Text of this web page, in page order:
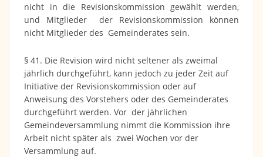
nicht in die Revisionskommission gewählt werden,
und Mitglieder der Revisionskommission können
nicht Mitglieder des Gemeinderates sein.
§ 41. Die Revision wird nicht seltener als zweimal
jährlich durchgeführt, kann jedoch zu jeder Zeit auf
Initiative der Revisionskommission oder auf
Anweisung des Vorstehers oder des Gemeinderates
durchgeführt werden. Vor der jährlichen
Gemeindeversammlung nimmt die Kommission ihre
Arbeit nicht später als zwei Wochen vor der
Versammlung auf.